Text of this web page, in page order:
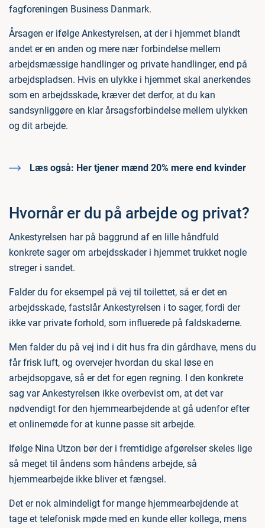
fagforeningen Business Danmark.
Årsagen er ifølge Ankestyrelsen, at der i hjemmet blandt
andet er en anden og mere nær forbindelse mellem
arbejdsmæssige handlinger og private handlinger, end på
arbejdspladsen. Hvis en ulykke i hjemmet skal anerkendes
som en arbejdsskade, kræver det derfor, at du kan
sandsynliggøre en klar årsagsforbindelse mellem ulykken
og dit arbejde.
Læs også: Her tjener mænd 20% mere end kvinder
Hvornår er du på arbejde og privat?
Ankestyrelsen har på baggrund af en lille håndfuld
konkrete sager om arbejdsskader i hjemmet trukket nogle
streger i sandet.
Falder du for eksempel på vej til toilettet, så er det en
arbejdsskade, fastslår Ankestyrelsen i to sager, fordi der
ikke var private forhold, som influerede på faldskaderne.
Men falder du på vej ind i dit hus fra din gårdhave, mens du
får frisk luft, og overvejer hvordan du skal løse en
arbejdsopgave, så er det for egen regning. I den konkrete
sag var Ankestyrelsen ikke overbevist om, at det var
nødvendigt for den hjemmearbejdende at gå udenfor efter
et onlinemøde for at kunne passe sit arbejde.
Ifølge Nina Utzon bør der i fremtidige afgørelser skeles lige
så meget til åndens som håndens arbejde, så
hjemmearbejde ikke bliver et fængsel.
Det er nok almindeligt for mange hjemmearbejdende at
tage et telefonisk møde med en kunde eller kollega, mens